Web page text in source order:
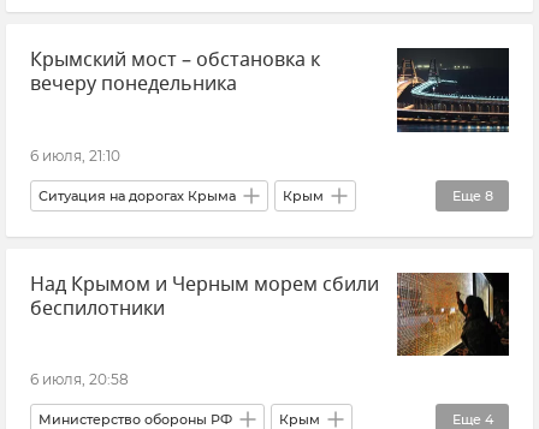
Здоровье
Здравоохранение в Крыму и Севастополе
Крымский мост – обстановка к
вечеру понедельника
6 июля, 21:10
Еще 8
Ситуация на дорогах Крыма Крым
Крымский мост
Очереди на Крымском мосту Транспорт
Над Крымом и Черным морем сбили
беспилотники
6 июля, 20:58
Еще 4
Министерство обороны РФ Крым